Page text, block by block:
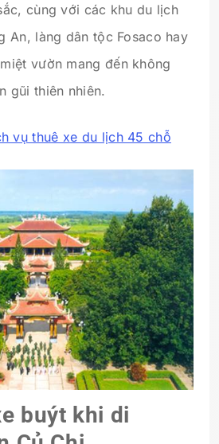
cùng với các khu du lịch
An, làng dân tộc Fosaco hay
vườn mang đến không
gũi thiên nhiên.
vụ thuê xe du lịch 45 chỗ
buýt khi di